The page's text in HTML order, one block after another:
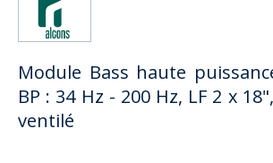
Module Bass haute
BP : 34 Hz - 200 Hz, LF 2 x
ventilé